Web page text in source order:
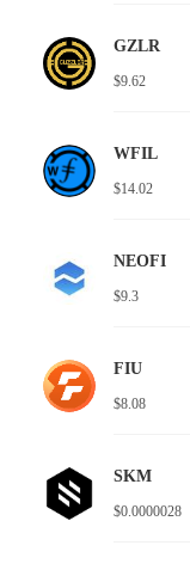
GZLR
$9.62
WFIL
$14.02
NEOFI
$9.3
FIU
$8.08
SKM
$0.0000028